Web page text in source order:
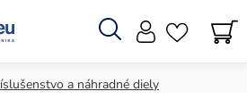
Hľadať
a náhradné diely